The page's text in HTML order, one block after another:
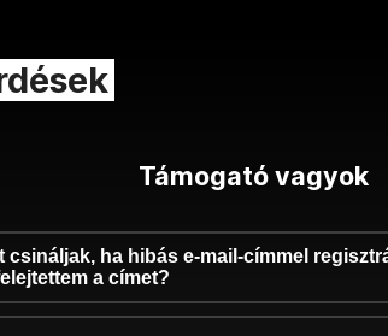
Támogató vagyok
csináljak, ha hibás e-mail-címmel
a címet?